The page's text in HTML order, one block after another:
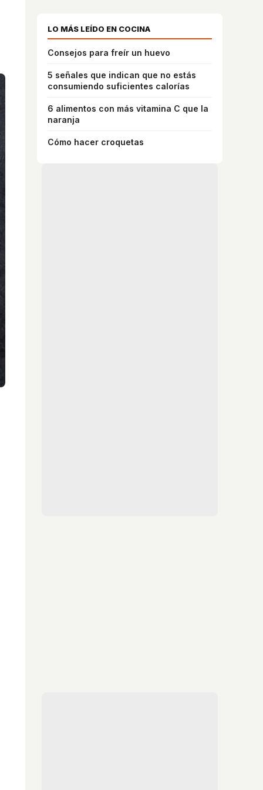
LO MÁS LEÍDO EN COCINA
Consejos para freír un huevo
5 señales que indican que no estás
consumiendo suficientes calorías
6 alimentos con más vitamina C que la
naranja
Cómo hacer croquetas